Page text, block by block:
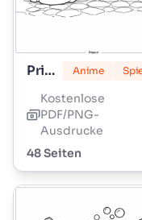
Prinzessin Peach Anime
Kostenlose
PDF/PNG-
Ausdrucke
48 Seiten